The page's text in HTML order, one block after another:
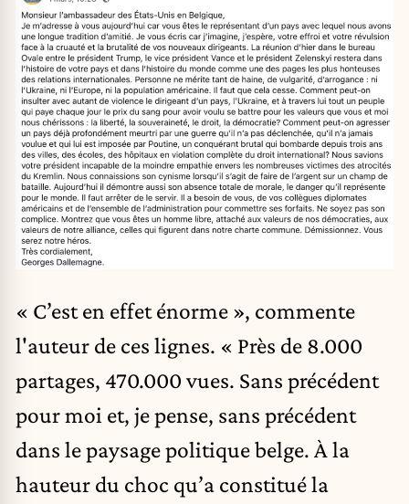
« C’est en effet énorme », commente
l'auteur de ces lignes. « Près de 8.000
partages, 470.000 vues. Sans précédent
pour moi et, je pense, sans précédent
dans le paysage politique belge. À la
hauteur du choc qu’a constitué la